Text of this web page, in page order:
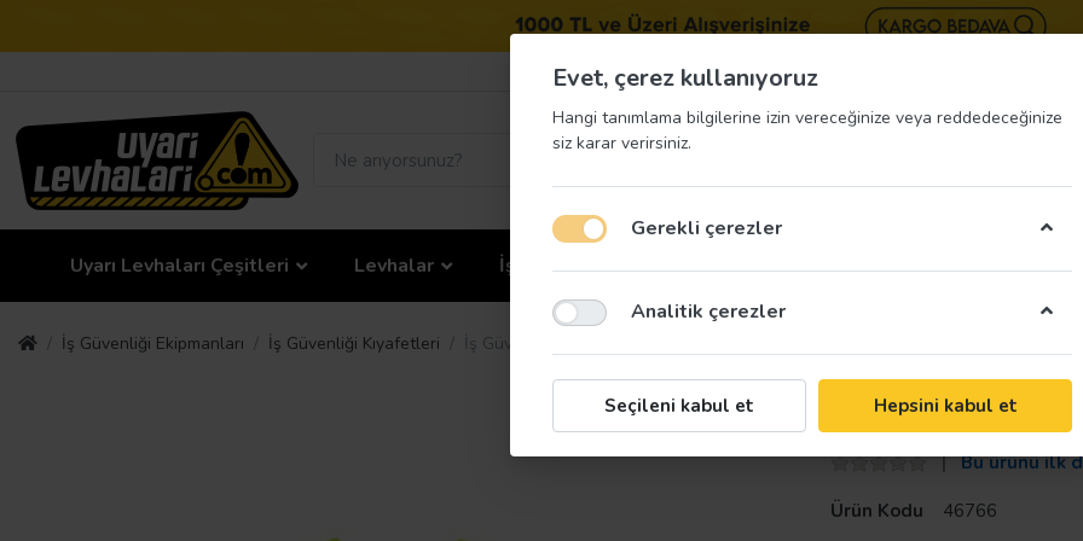
BIZE
Uyarı Levhaları Çeşitleri Levhalar İş Güvenliği Etiketleri İş Güvenliği Ekipmanları İş
İş Güvenliği Ekipmanları İş Güvenliği Kıyafetleri İş Güvenliği Fosforlu Yelek Mühendis Tipi Sarı S
İş Güvenliği
Bu ürünü ilk
Ürün Kodu
46766
Evet, çerez kullanıyoruz
Hangi tanımlama bilgilerine izin vereceğinize veya reddedeceğinize
siz karar verirsiniz.
Gerekli çerezler
Analitik çerezler
Seçileni kabul et Hepsini kabul et